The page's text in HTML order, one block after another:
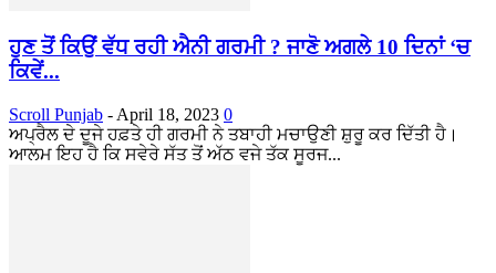
ਹੁਣ ਤੋਂ ਕਿਉਂ ਵੱਧ ਰਹੀ ਐਨੀ ਗਰਮੀ ? ਜਾਣੋ ਅਗਲੇ 10 ਦਿਨਾਂ ‘ਚ
ਕਿਵੇਂ...
Scroll Punjab - April 18, 2023 0
ਅਪ੍ਰੈਲ ਦੇ ਦੂਜੇ ਹਫ਼ਤੇ ਹੀ ਗਰਮੀ ਨੇ ਤਬਾਹੀ ਮਚਾਉਣੀ ਸ਼ੁਰੂ ਕਰ ਦਿੱਤੀ ਹੈ।
ਆਲਮ ਇਹ ਹੈ ਕਿ ਸਵੇਰੇ ਸੱਤ ਤੋਂ ਅੱਠ ਵਜੇ ਤੱਕ ਸੂਰਜ...